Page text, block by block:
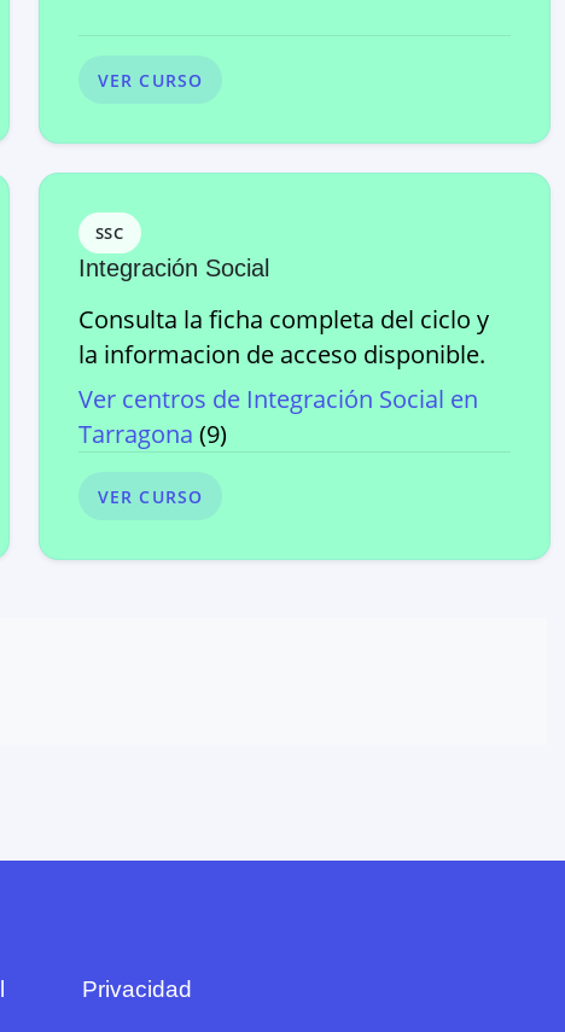
VER CURSO
SSC
Integración Social
Consulta la ficha completa del ciclo y
la informacion de acceso disponible.
Ver centros de Integración Social en
Tarragona (9)
VER CURSO
Privacidad